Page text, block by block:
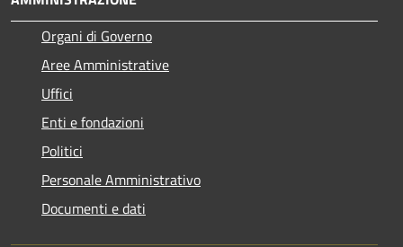
Organi di Governo
Aree Amministrative
Uffici
Enti e fondazioni
Politici
Personale Amministrativo
Documenti e dati